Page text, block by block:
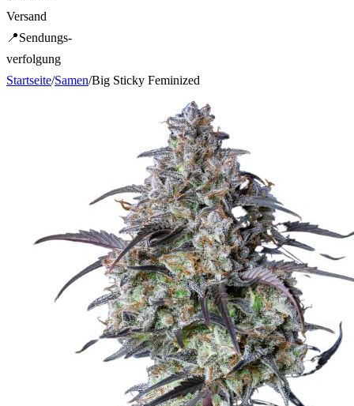
Versand
📍Sendungs-
verfolgung
Startseite/Samen/Big Sticky Feminized